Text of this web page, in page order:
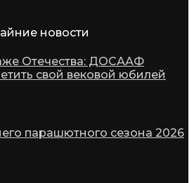
новости
Отечества: ДОСААФ
свой вековой юбилей
парашютного сезона 2026